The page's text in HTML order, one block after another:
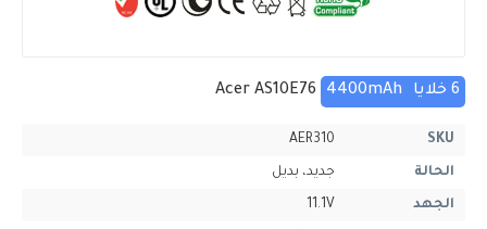
6 خلايا 4400mAh
SKU
AER310
الحالة جديد، بديل
الجهد 11.1V